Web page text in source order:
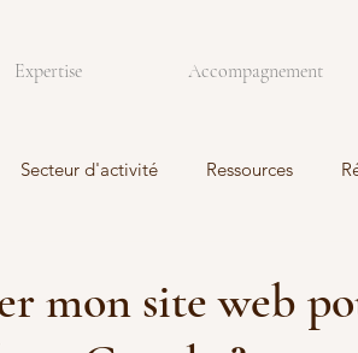
Expertise Accompagnement
Secteur d'activité Ressources
mon site web